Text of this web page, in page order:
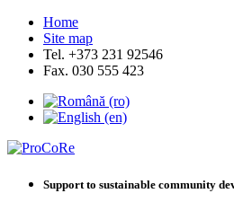
Home
Site map
Tel. +373 231 92546
Fax. 030 555 423
Support to sustainable community